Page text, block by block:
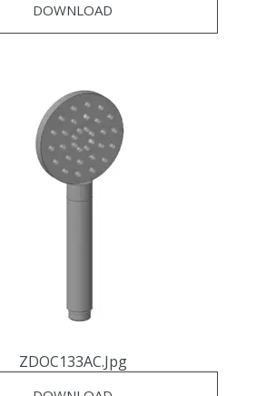
DOWNLOAD
ZDOC133AC.jpg